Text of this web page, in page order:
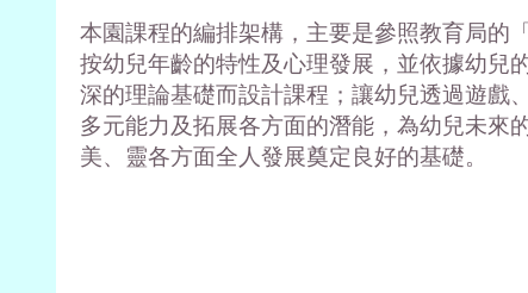
本園課程的編排架構，主要是參照教育局的
按幼兒年齡的特性及心理發展，並依據幼兒
深的理論基礎而設計課程；讓幼兒透過遊戲
多元能力及拓展各方面的潛能，為幼兒未來
美、靈各方面全人發展奠定良好的基礎。